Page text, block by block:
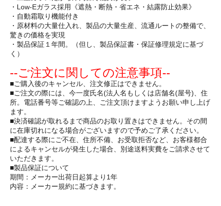
・Low-Eガラス採用《遮熱・断熱・省エネ・結露防止効果》
・自動霜取り機能付き
・原材料の大量仕入れ、製品の大量生産、流通ルートの整備で、
驚きの価格を実現
・製品保証１年間。（但し、製品保証書・保証修理規定に基づ
く）
--ご注文に関しての注意事項--
■ご購入後のキャンセル、注文修正はできません。
■ご注文の際には、今一度氏名(法人名もしくは店舗名(屋号)、住
所。電話番号等ご確認の上、ご注文頂けますようお願い申し上げ
ます。
■決済確認が取れるまで商品のお取り置きはできません。その間
に在庫切れになる場合がございますので予めご了承ください。
■配達する際にご不在、住所不備、お受取拒否など、お客様都合
によるキャンセルが発生した場合、別途送料実費をご請求させて
いただきます。
■製品保証について
期間：メーカー出荷日起算より1年
内容：メーカー規約に基づきます。